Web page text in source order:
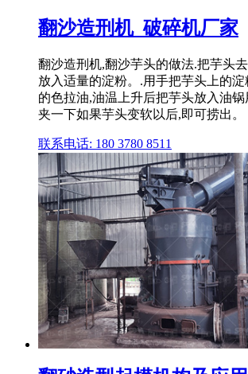
翻沙造刑机_破碎机厂家
翻沙造刑机,翻沙芋头的做法.把芋头
放入适量的淀粉。.用手把芋头上的
的色拉油,油温上升后把芋头放入油
夹一下如果芋头变软以后,即可捞出。
联系电话: 180 3780 8511